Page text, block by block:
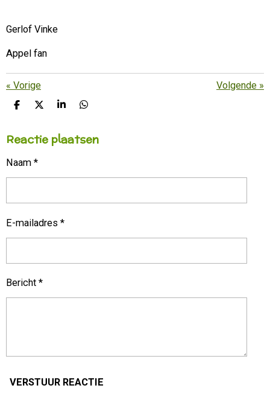
Gerlof Vinke
Appel fan
« Vorige Volgende »
D
E
D
L
S
R
D
E
Reactie plaatsen
Naam *
E-mailadres *
Bericht *
VERSTUUR REACTIE